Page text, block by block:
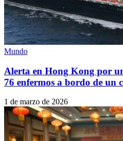
Mundo
Alerta en Hong Kong por
76 enfermos a bordo de un
1 de marzo de 2026